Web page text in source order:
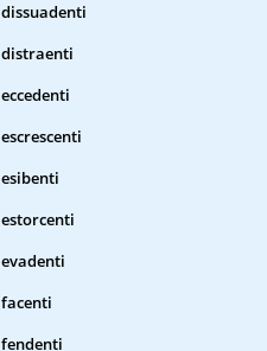
dissuadenti
distraenti
eccedenti
escrescenti
esibenti
estorcenti
evadenti
facenti
fendenti